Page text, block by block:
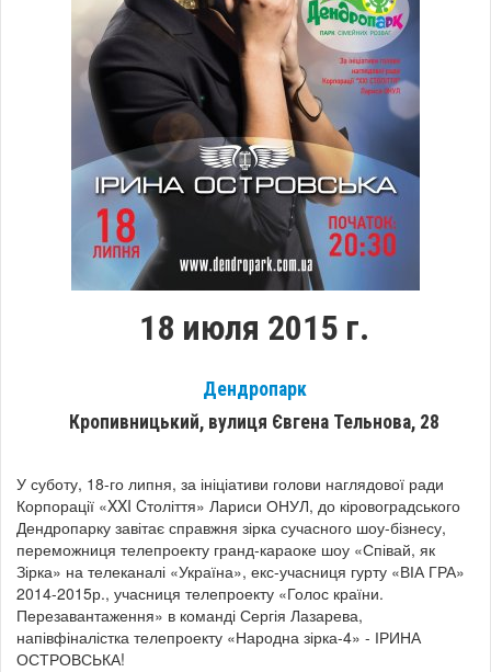
18 июля 2015 г.
Дендропарк
Кропивницький, вулиця Євгена Тельнова, 28
У суботу, 18-го липня, за ініціативи голови наглядової ради
Корпорації «XXI Cтоліття» Лариси ОНУЛ, до кіровоградського
Дендропарку завітає справжня зірка сучасного шоу-бізнесу,
переможниця телепроекту гранд-караоке шоу «Співай, як
Зірка» на телеканалі «Україна», екс-учасниця гурту «ВІА ГРА»
2014-2015р., учасниця телепроекту «Голос країни.
Перезавантаження» в команді Сергія Лазарева,
напівфіналістка телепроекту «Народна зірка-4» - ІРИНА
ОСТРОВСЬКА!